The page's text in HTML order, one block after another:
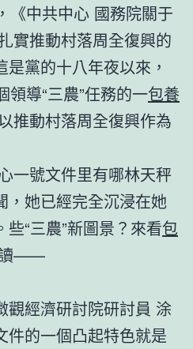
《中共中心 國務院關于
實推動村落周全復興的
黨的十八年夜以來，
領導“三農”任務的一包養
推動村落周全復興作為
一號文件里有哪林天秤
，她已經完全沉浸在她
“三農”新圖景？來看包
讀——
觀經濟研討院研討員 涂
件的一個凸起特色就是